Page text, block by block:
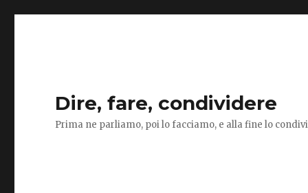
Dire, fare, condividere
Prima ne parliamo, poi lo facciamo, e alla fine lo